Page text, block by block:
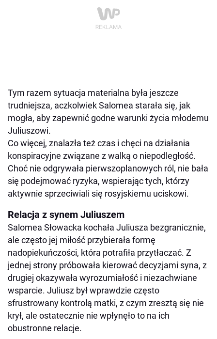
Tym razem sytuacja materialna była jeszcze
trudniejsza, aczkolwiek Salomea starała się, jak
mogła, aby zapewnić godne warunki życia młodemu
Juliuszowi.
Co więcej, znalazła też czas i chęci na działania
konspiracyjne związane z walką o niepodległość.
Choć nie odgrywała pierwszoplanowych ról, nie bała
się podejmować ryzyka, wspierając tych, którzy
aktywnie sprzeciwiali się rosyjskiemu uciskowi.
Relacja z synem Juliuszem
Salomea Słowacka kochała Juliusza bezgranicznie,
ale często jej miłość przybierała formę
nadopiekuńczości, która potrafiła przytłaczać. Z
jednej strony próbowała kierować decyzjami syna, z
drugiej okazywała wyrozumiałość i niezachwiane
wsparcie. Juliusz był wprawdzie często
sfrustrowany kontrolą matki, z czym zresztą się nie
krył, ale ostatecznie nie wpłynęło to na ich
obustronne relacje.